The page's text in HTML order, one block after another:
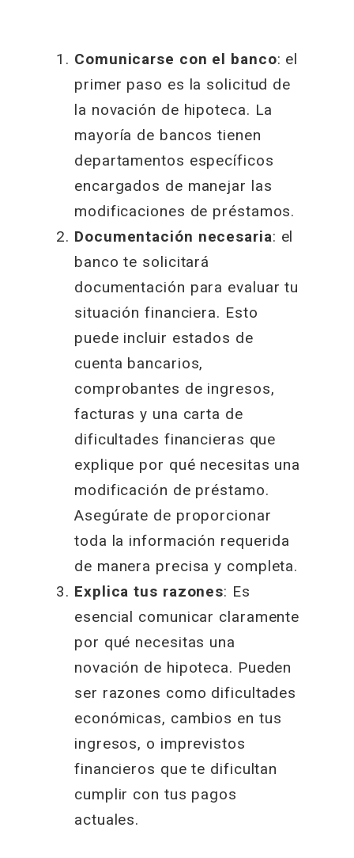
Comunicarse con el banco: el
primer paso es la solicitud de
la novación de hipoteca. La
mayoría de bancos tienen
departamentos específicos
encargados de manejar las
modificaciones de préstamos.
Documentación necesaria: el
banco te solicitará
documentación para evaluar tu
situación financiera. Esto
puede incluir estados de
cuenta bancarios,
comprobantes de ingresos,
facturas y una carta de
dificultades financieras que
explique por qué necesitas una
modificación de préstamo.
Asegúrate de proporcionar
toda la información requerida
de manera precisa y completa.
Explica tus razones: Es
esencial comunicar claramente
por qué necesitas una
novación de hipoteca. Pueden
ser razones como dificultades
económicas, cambios en tus
ingresos, o imprevistos
financieros que te dificultan
cumplir con tus pagos
actuales.